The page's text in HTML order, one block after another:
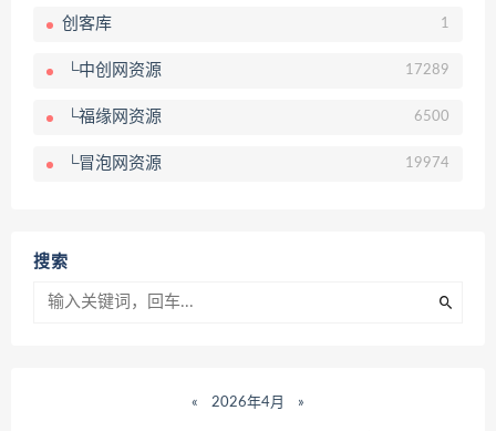
创客库 1
└中创网资源 17289
└福缘网资源 6500
└冒泡网资源 19974
搜索
« 2026年4月 »